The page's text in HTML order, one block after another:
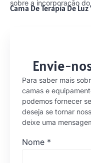
sobre a incorporação
Cama De Terapia De
Envie-
Para saber mais
camas e
podemos fornecer
deseja se tornar
deixe uma
Nome *